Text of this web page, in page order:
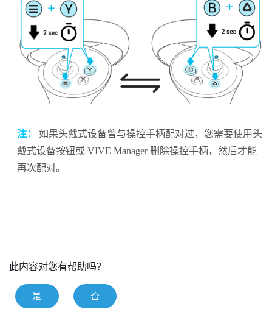
注： 如果头戴式设备曾与操控手柄配对过，您需要使用 头
戴式设备按钮或 VIVE Manager删除操控手柄，然后才能
再次配对。
此内容对您有帮助吗？
是 否